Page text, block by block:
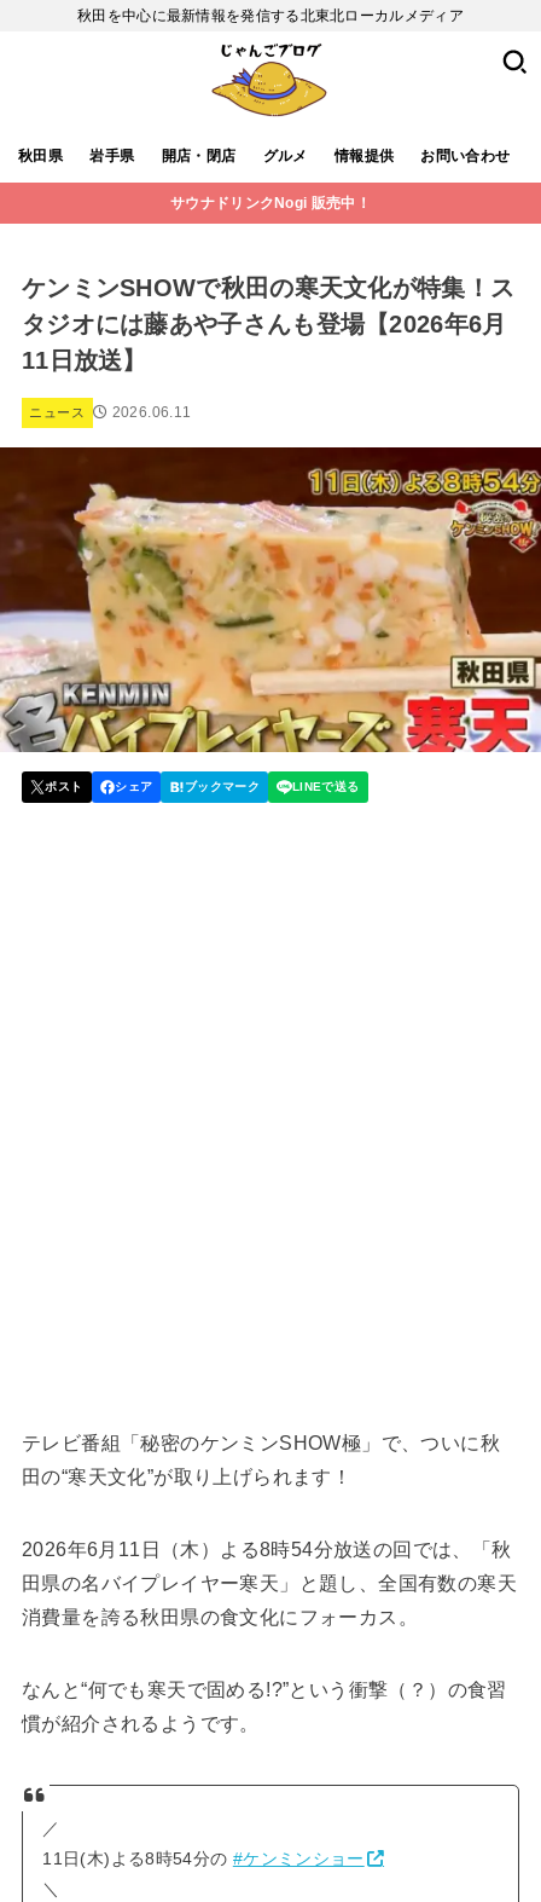
秋田を中心に最新情報を発信する北東北ローカルメディア
秋田県 岩手県 開店・閉店 グルメ 情報提供 お問い合わせ
サウナドリンクNogi 販売中！
ケンミンSHOWで秋田の寒天文化が特集！ス
タジオには藤あや子さんも登場【2026年6月
11日放送】
ニュース 2026.06.11
テレビ番組「秘密のケンミンSHOW極」で、ついに秋
田の“寒天文化”が取り上げられます！
2026年6月11日（木）よる8時54分放送の回では、「秋
田県の名バイプレイヤー寒天」と題し、全国有数の寒天
消費量を誇る秋田県の食文化にフォーカス。
なんと“何でも寒天で固める!?”という衝撃（？）の食習
慣が紹介されるようです。
／
11日(木)よる8時54分の #ケンミンショー
＼